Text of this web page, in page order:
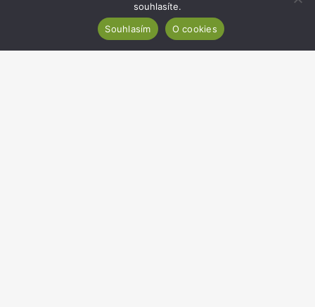
souhlasíte.
Souhlasím
O cookies